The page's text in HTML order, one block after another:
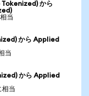
から
当
から Applied
当
から Applied
当